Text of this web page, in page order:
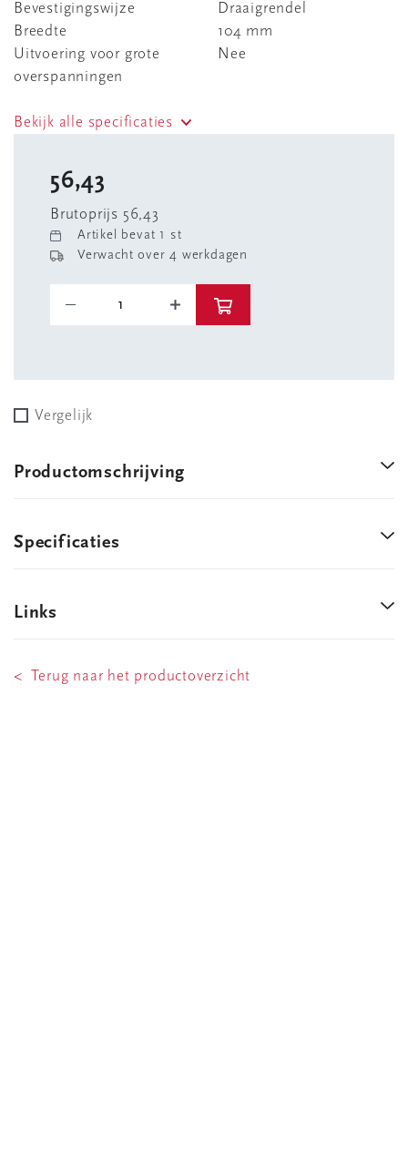
Bevestigingswijze
Draaigrendel
Breedte
104 mm
Uitvoering voor grote
overspanningen
Nee
Bekijk alle specificaties
56,43
Brutoprijs 56,43
Artikel bevat 1 st
Verwacht over 4 werkdagen
Vergelijk
Productomschrijving
Specificaties
Links
< Terug naar het productoverzicht